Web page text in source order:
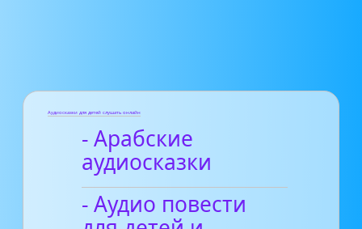
Аудиосказки для детей слушать онлайн
- Арабские
аудиосказки
- Аудио повести